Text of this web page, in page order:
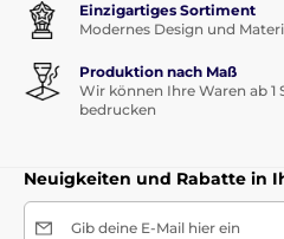
Einzigartiges Sortiment
Modernes Design und
Produktion nach Maß
Wir können Ihre Waren ab 1
bedrucken
Neuigkeiten und Rabatte in
Gib deine E-Mail hier ein